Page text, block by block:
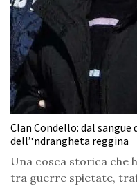
Clan Condello: dal
dell’‘ndrangheta reggina
Una cosca storica
tra guerre spietate,